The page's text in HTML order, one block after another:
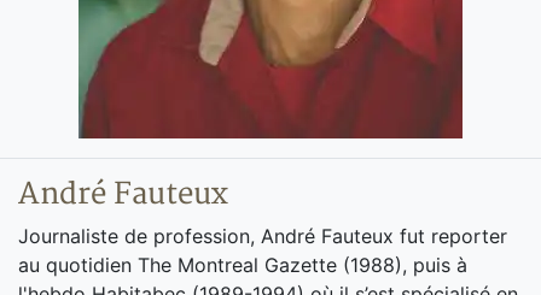
André Fauteux
Journaliste de profession, André Fauteux fut reporter
au quotidien The Montreal Gazette (1988), puis à